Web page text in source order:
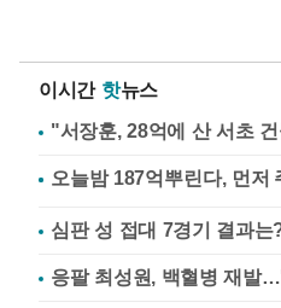
이시간 핫뉴스
"서장훈, 28억에 산 서초
심판 성 접대 7경기 결과
응팔 최성원, 백혈병 재발